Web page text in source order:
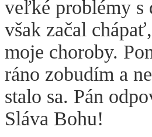
veľké problémy s
však začal
moje choroby.
ráno zobudím a
stalo sa. Pán
Sláva Bohu!